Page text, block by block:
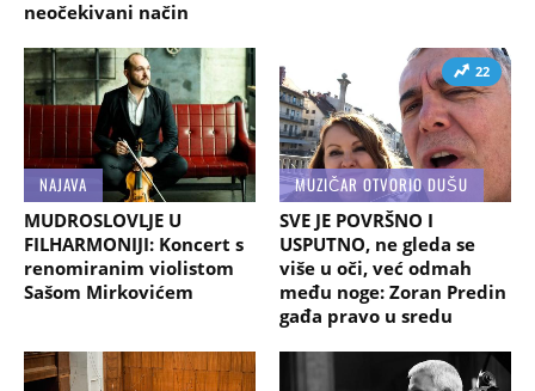
neočekivani način
NAJAVA
MUDROSLOVLJE U
FILHARMONIJI: Koncert s
renomiranim violistom
Sašom Mirkovićem
22
MUZIČAR OTVORIO DUŠU
SVE JE POVRŠNO I
USPUTNO, ne gleda se
više u oči, već odmah
među noge: Zoran Predin
gađa pravo u sredu